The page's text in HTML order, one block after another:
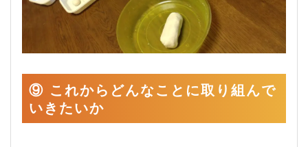
⑨ これからどんなことに取り組んで
いきたいか